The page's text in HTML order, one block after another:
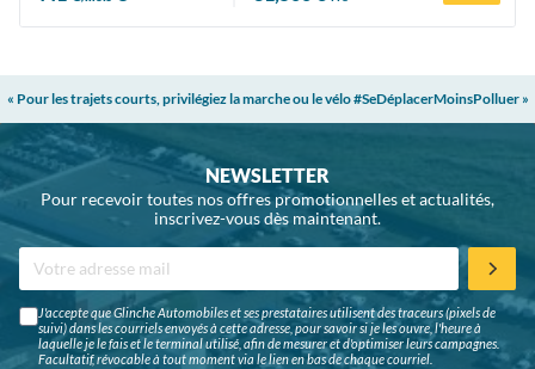
« Pour les trajets courts, privilégiez la marche ou le vélo #SeDéplacerMoinsPolluer »
NEWSLETTER
Pour recevoir toutes nos offres promotionnelles et actualités,
inscrivez-vous dès maintenant.
J'accepte que Glinche Automobiles et ses prestataires utilisent des traceurs (pixels de
suivi) dans les courriels envoyés à cette adresse, pour savoir si je les ouvre, l'heure à
laquelle je le fais et le terminal utilisé, afin de mesurer et d'optimiser leurs campagnes.
Facultatif, révocable à tout moment via le lien en bas de chaque courriel.